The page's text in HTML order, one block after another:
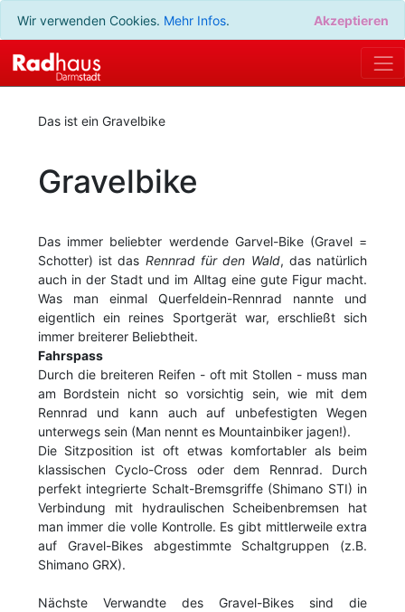
Wir verwenden Cookies. Mehr Infos. Akzeptieren
Das ist ein Gravelbike
Gravelbike
Das immer beliebter werdende Garvel-Bike (Gravel =
Schotter) ist das Rennrad für den Wald, das natürlich
auch in der Stadt und im Alltag eine gute Figur macht.
Was man einmal Querfeldein-Rennrad nannte und
eigentlich ein reines Sportgerät war, erschließt sich
immer breiterer Beliebtheit.
Fahrspass
Durch die breiteren Reifen - oft mit Stollen - muss man
am Bordstein nicht so vorsichtig sein, wie mit dem
Rennrad und kann auch auf unbefestigten Wegen
unterwegs sein (Man nennt es Mountainbiker jagen!).
Die Sitzposition ist oft etwas komfortabler als beim
klassischen Cyclo-Cross oder dem Rennrad. Durch
perfekt integrierte Schalt-Bremsgriffe (Shimano STI) in
Verbindung mit hydraulischen Scheibenbremsen hat
man immer die volle Kontrolle. Es gibt mittlerweile extra
auf Gravel-Bikes abgestimmte Schaltgruppen (z.B.
Shimano GRX).
Nächste Verwandte des Gravel-Bikes sind die